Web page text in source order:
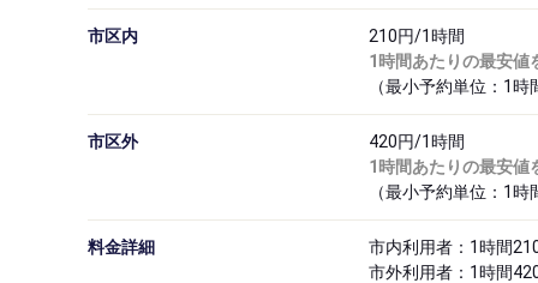
市区内
210円/1時間
1時間あたりの最安値
（最小予約単位：1時
市区外
420円/1時間
1時間あたりの最安値
（最小予約単位：1時
料金詳細
市内利用者：1時間
市外利用者：1時間